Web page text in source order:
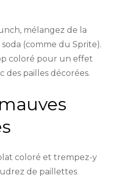
mélangez de la
(comme du Sprite).
coloré pour un effet
des pailles décorées.
coloré et trempez-y
de paillettes